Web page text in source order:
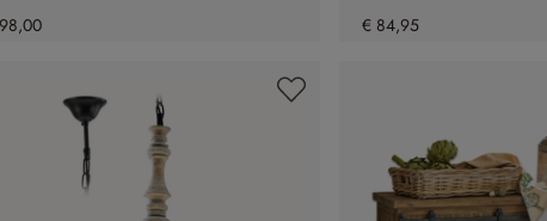
€ 84,95